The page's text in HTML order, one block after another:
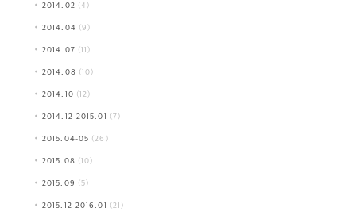
2014.02 (4)
2014.04 (9)
2014.07 (11)
2014.08 (10)
2014.10 (12)
2014.12-2015.01 (7)
2015.04-05 (26)
2015.08 (10)
2015.09 (5)
2015.12-2016.01 (21)